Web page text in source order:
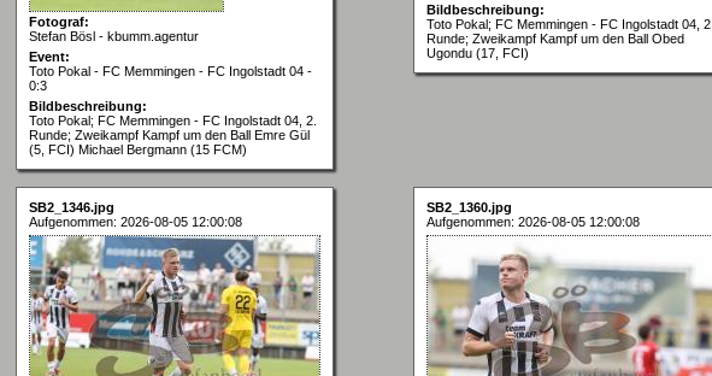
Fotograf:
Stefan Bösl - kbumm.agentur
Event:
Toto Pokal - FC Memmingen - FC Ingolstadt 04 -
0:3
Bildbeschreibung:
Toto Pokal; FC Memmingen - FC Ingolstadt 04, 2.
Runde; Zweikampf Kampf um den Ball Emre Gül
(5, FCI) Michael Bergmann (15 FCM)
Bildbeschreibung:
Toto Pokal; FC Memmingen - FC Ingolstadt 04, 2.
Runde; Zweikampf Kampf um den Ball Obed
Ugondu (17, FCI)
SB2_1346.jpg
Aufgenommen: 2026-08-05 12:00:08
SB2_1360.jpg
Aufgenommen: 2026-08-05 12:00:08